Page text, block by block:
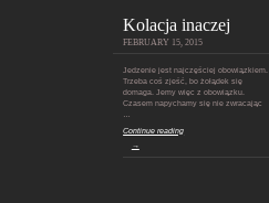
Kolacja inaczej
FEBRUARY 15, 2015
Jedzenie jest najczęściej obowiązkiem.
Trzeba coś zjeść, bo żołądek się
domaga. Jemy więc z obowiązku.
Czasem napychamy się nie zwracając
…
Continue reading
→